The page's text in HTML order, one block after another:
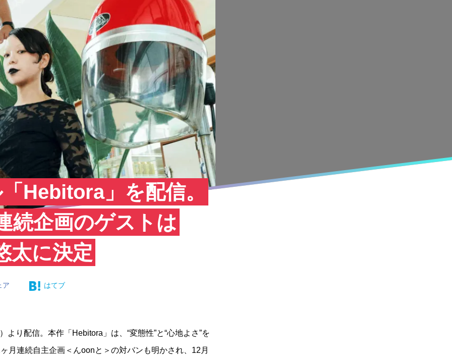
Hebitora」を配信。
続企画のゲストは
太に決定
ア はてブ
り配信。本作「Hebitora」は、“変態性”と“心地よさ”を
月連続自主企画＜んoonと＞の対バンも明かされ、12月